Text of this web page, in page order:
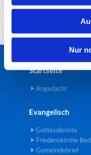
l
Nur
Startseite
Angedacht
Evangelisch
Gottesdienste
Friedenskirche
Gemeindebrief